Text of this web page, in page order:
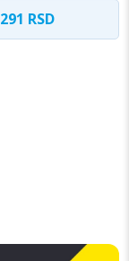
291 RSD